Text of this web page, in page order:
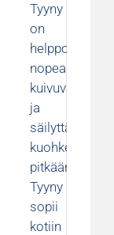
Tyyny
on
nopeasti
kuivuva
ja
säilyttää
kuohkeutensa
pitkään.
Tyyny
sopii
kotiin